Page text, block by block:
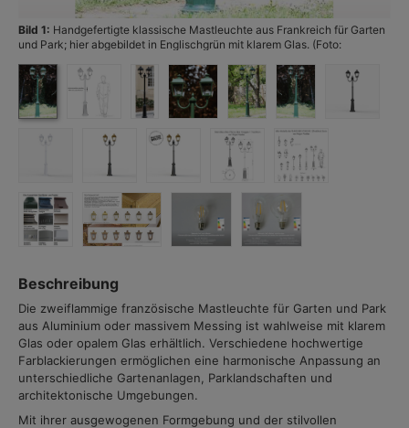
Bild 1: Handgefertigte klassische Mastleuchte aus Frankreich für Garten
und Park; hier abgebildet in Englischgrün mit klarem Glas. (Foto:
Beschreibung
Die zweiflammige französische Mastleuchte für Garten und Park
aus Aluminium oder massivem Messing ist wahlweise mit klarem
Glas oder opalem Glas erhältlich. Verschiedene hochwertige
Farblackierungen ermöglichen eine harmonische Anpassung an
unterschiedliche Gartenanlagen, Parklandschaften und
architektonische Umgebungen.
Mit ihrer ausgewogenen Formgebung und der stilvollen